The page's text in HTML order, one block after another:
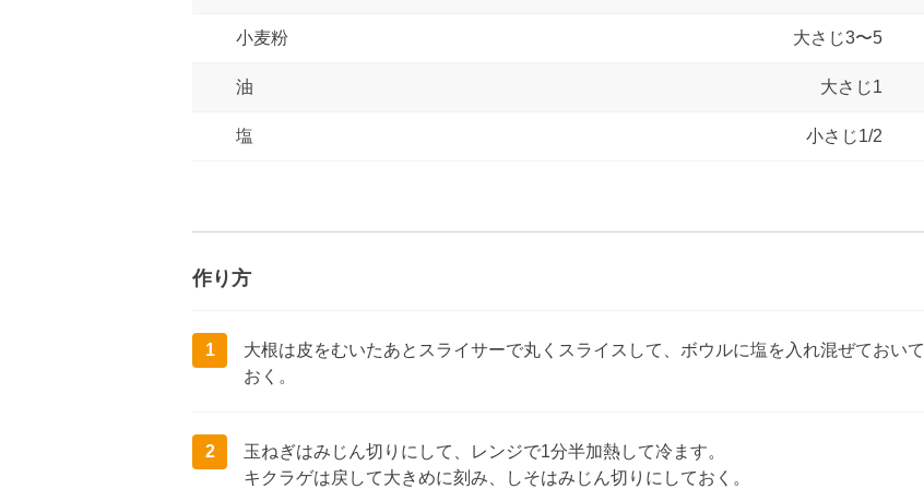
小麦粉 大さじ3〜5
油 大さじ1
塩 小さじ1/2
作り方
1
大根は皮をむいたあとスライサーで丸くスライスして、ボウルに塩を入れ混ぜておいて
おく。
2
玉ねぎはみじん切りにして、レンジで1分半加熱して冷ます。
キクラゲは戻して大きめに刻み、しそはみじん切りにしておく。